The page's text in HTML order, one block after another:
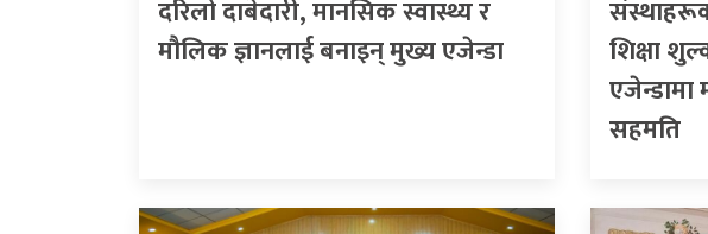
दरिलो दाबेदारी, मानसिक स्वास्थ्य र
मौलिक ज्ञानलाई बनाइन् मुख्य एजेन्डा
शिक्षा
सहमति